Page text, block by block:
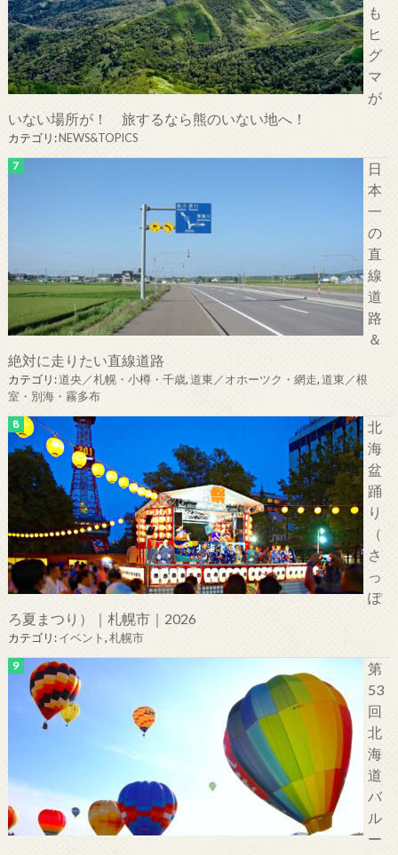
も
ヒ
グ
マ
が
いない場所が！ 旅するなら熊のいない地へ！
カテゴリ:NEWS&TOPICS
日
本
一
の
直
線
道
路
＆
絶対に走りたい直線道路
カテゴリ:道央／札幌・小樽・千歳,道東／オホーツク・網走,道東／根
室・別海・霧多布
北
海
盆
踊
り
（
さ
っ
ぽ
ろ夏まつり）｜札幌市｜2026
カテゴリ:イベント,札幌市
第
53
回
北
海
道
バ
ル
ー